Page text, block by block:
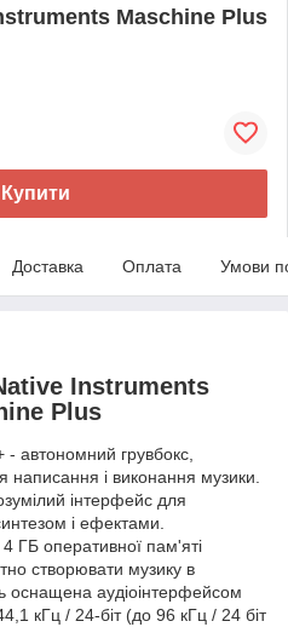
Maschine Plus
Купити
Доставка Оплата Умови
Instruments
Plus
- автономний грувбокс,
написання і виконання музики.
інтерфейс для
і ефектами.
ГБ оперативної пам'яті
створювати музику в
аудіоінтерфейсом
кГц / 24-біт (до 96 кГц / 24 біт